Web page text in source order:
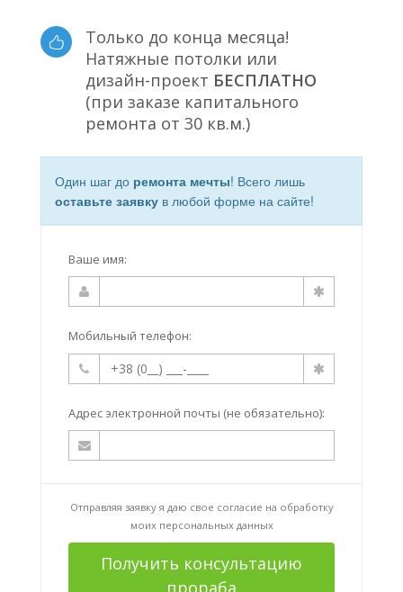
Только до конца месяца!
Натяжные потолки или
дизайн-проект БЕСПЛАТНО
(при заказе капитального
ремонта от 30 кв.м.)
Один шаг до ремонта мечты! Всего лишь
оставьте заявку в любой форме на сайте!
Ваше имя:
Мобильный телефон:
Адрес электронной почты (не обязательно):
Отправляя заявку я даю свое согласие на обработку
моих персональных данных
Получить консультацию